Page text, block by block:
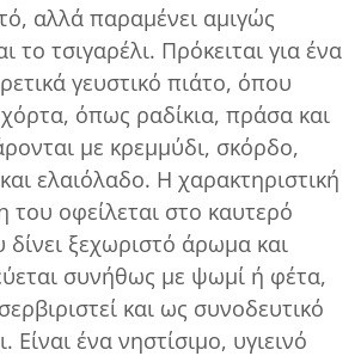
αλλά παραμένει αμιγώς
το τσιγαρέλι. Πρόκειται για ένα
γευστικό πιάτο, όπου
όπως ραδίκια, πράσα και
με κρεμμύδι, σκόρδο,
ελαιόλαδο. Η χαρακτηριστική
του οφείλεται στο καυτερό
δίνει ξεχωριστό άρωμα και
συνήθως με ψωμί ή φέτα,
και ως συνοδευτικό
Είναι ένα νηστίσιμο, υγιεινό